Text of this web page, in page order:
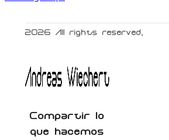
Compartir lo
que hacemos
2026 All rights reserved.